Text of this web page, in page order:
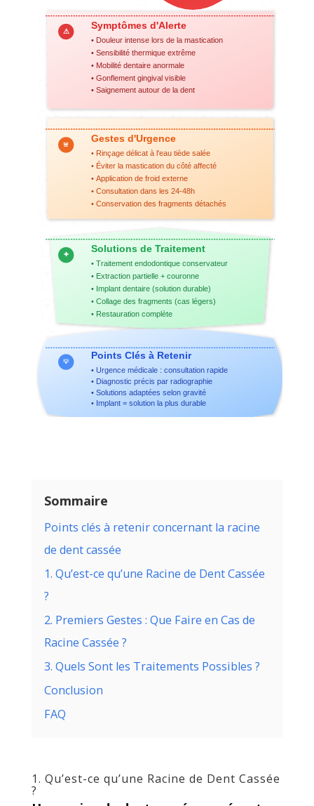
⚠
Symptômes d'Alerte
• Douleur intense lors de la mastication
• Sensibilité thermique extrême
• Mobilité dentaire anormale
• Gonflement gingival visible
• Saignement autour de la dent
🚨
Gestes d'Urgence
• Rinçage délicat à l'eau tiède salée
• Éviter la mastication du côté affecté
• Application de froid externe
• Consultation dans les 24-48h
• Conservation des fragments détachés
✚
Solutions de Traitement
• Traitement endodontique conservateur
• Extraction partielle + couronne
• Implant dentaire (solution durable)
• Collage des fragments (cas légers)
• Restauration complète
💡
Points Clés à Retenir
• Urgence médicale : consultation rapide
• Diagnostic précis par radiographie
• Solutions adaptées selon gravité
• Implant = solution la plus durable
Sommaire
Points clés à retenir concernant la racine
de dent cassée
1. Qu’est-ce qu’une Racine de Dent Cassée
?
2. Premiers Gestes : Que Faire en Cas de
Racine Cassée ?
3. Quels Sont les Traitements Possibles ?
Conclusion
FAQ
1. Qu’est-ce qu’une Racine de Dent Cassée
?